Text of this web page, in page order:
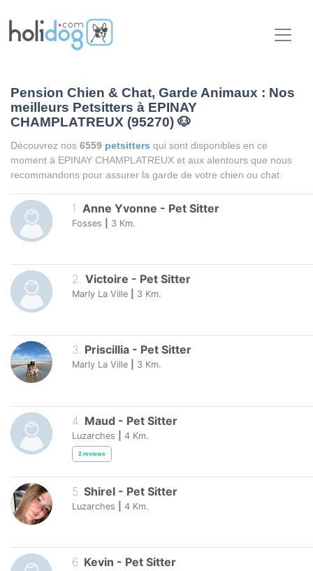
Pension Chien & Chat, Garde Animaux : Nos
meilleurs Petsitters à EPINAY
CHAMPLATREUX (95270) 🐶
Découvrez nos 6559 petsitters qui sont disponibles en ce
moment à EPINAY CHAMPLATREUX et aux alentours que nous
recommandons pour assurer la garde de votre chien ou chat.
1. Anne Yvonne - Pet Sitter
Fosses 3 Km.
2. Victoire - Pet Sitter
Marly La Ville 3 Km.
3. Priscillia - Pet Sitter
Marly La Ville 3 Km.
4 Maud - Pet Sitter
Luzarches 4 Km.
2 reviews
5 Shirel - Pet Sitter
Luzarches 4 Km.
6. Kevin - Pet Sitter